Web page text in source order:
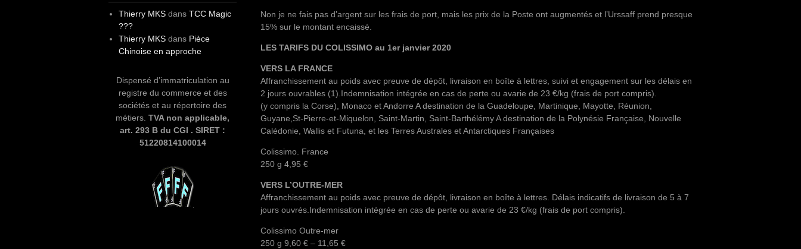
Non je ne fais pas d’argent sur les frais de port, mais les prix de la Poste ont augmentés et l’Urssaff prend presque
15% sur le montant encaissé.
LES TARIFS DU COLISSIMO au 1er janvier 2020
VERS LA FRANCE
Affranchissement au poids avec preuve de dépôt, livraison en boîte à lettres, suivi et engagement sur les délais en
2 jours ouvrables (1).Indemnisation intégrée en cas de perte ou avarie de 23 €/kg (frais de port compris).
(y compris la Corse), Monaco et Andorre A destination de la Guadeloupe, Martinique, Mayotte, Réunion,
Guyane,St-Pierre-et-Miquelon, Saint-Martin, Saint-Barthélémy A destination de la Polynésie Française, Nouvelle
Calédonie, Wallis et Futuna, et les Terres Australes et Antarctiques Françaises
Colissimo. France
250 g 4,95 €
VERS L’OUTRE-MER
Affranchissement au poids avec preuve de dépôt, livraison en boîte à lettres. Délais indicatifs de livraison de 5 à 7
jours ouvrés.Indemnisation intégrée en cas de perte ou avarie de 23 €/kg (frais de port compris).
Colissimo Outre-mer
250 g 9,60 € – 11,65 €
Thierry MKSdans TCC Magic
???
Thierry MKSdans Pièce
Chinoise en approche
Dispensé d’immatriculation au
registre du commerce et des
sociétés et au répertoire des
métiers. TVA non applicable,
art. 293 B du CGI . SIRET :
51220814100014